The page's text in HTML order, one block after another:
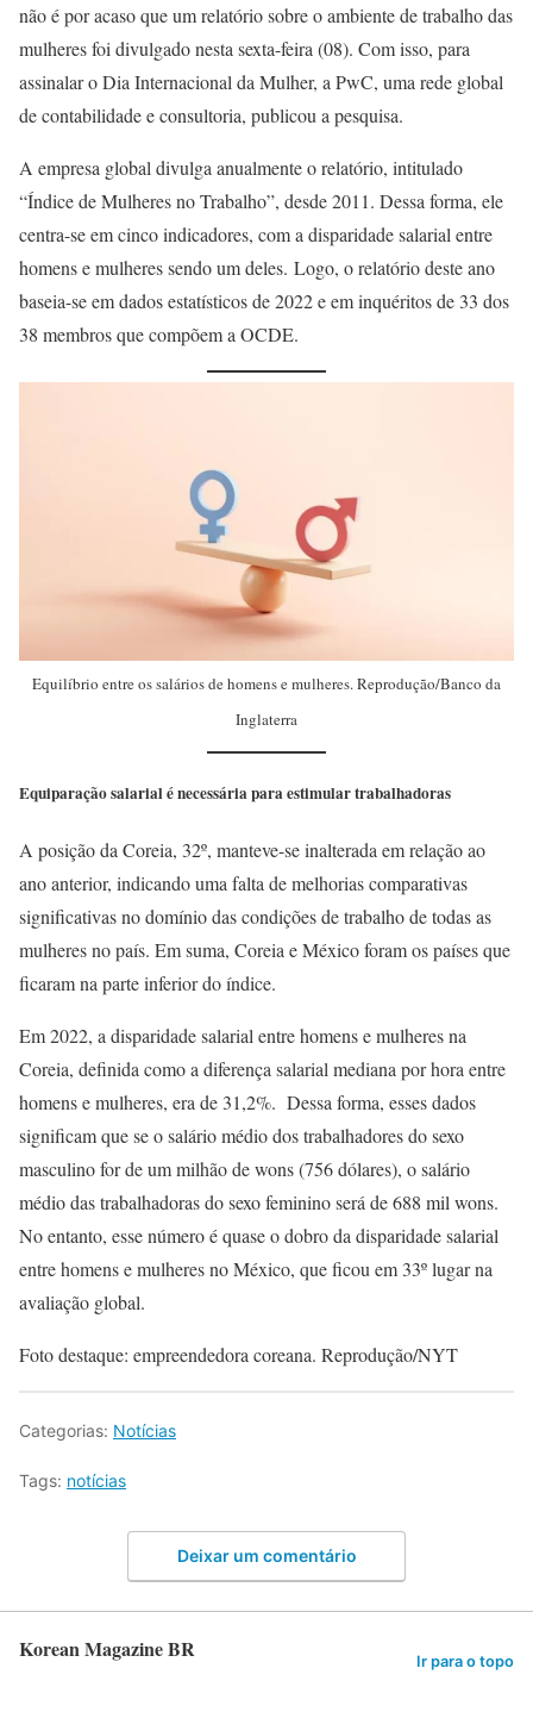
não é por acaso que um relatório sobre o ambiente de trabalho das
mulheres foi divulgado nesta sexta-feira (08). Com isso, para
assinalar o Dia Internacional da Mulher, a PwC, uma rede global
de contabilidade e consultoria, publicou a pesquisa.
A empresa global divulga anualmente o relatório, intitulado
“Índice de Mulheres no Trabalho”, desde 2011. Dessa forma, ele
centra-se em cinco indicadores, com a disparidade salarial entre
homens e mulheres sendo um deles. Logo, o relatório deste ano
baseia-se em dados estatísticos de 2022 e em inquéritos de 33 dos
38 membros que compõem a OCDE.
Equilíbrio entre os salários de homens e mulheres. Reprodução/Banco da
Inglaterra
Equiparação salarial é necessária para estimular trabalhadoras
A posição da Coreia, 32º, manteve-se inalterada em relação ao
ano anterior, indicando uma falta de melhorias comparativas
significativas no domínio das condições de trabalho de todas as
mulheres no país. Em suma, Coreia e México foram os países que
ficaram na parte inferior do índice.
Em 2022, a disparidade salarial entre homens e mulheres na
Coreia, definida como a diferença salarial mediana por hora entre
homens e mulheres, era de 31,2%. Dessa forma, esses dados
significam que se o salário médio dos trabalhadores do sexo
masculino for de um milhão de wons (756 dólares), o salário
médio das trabalhadoras do sexo feminino será de 688 mil wons.
No entanto, esse número é quase o dobro da disparidade salarial
entre homens e mulheres no México, que ficou em 33º lugar na
avaliação global.
Foto destaque: empreendedora coreana. Reprodução/NYT
Categorias: Notícias
Tags: notícias
Deixar um comentário
Korean Magazine BR Ir para o topo